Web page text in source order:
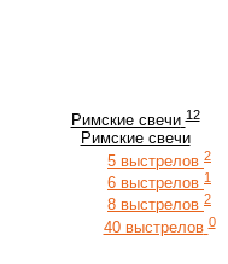
Римские свечи 12
Римские свечи
5 выстрелов 2
6 выстрелов 1
8 выстрелов 2
40 выстрелов 0